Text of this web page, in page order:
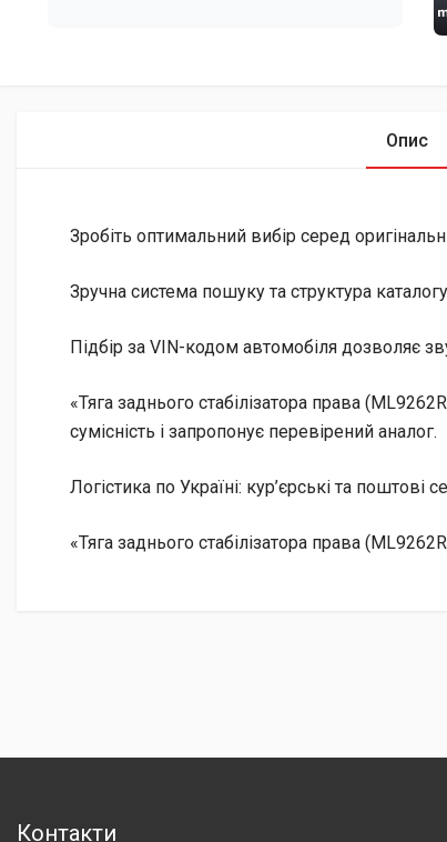
Опис
Зробіть оптимальний вибір серед
Зручна система пошуку та структура
Підбір за VIN-кодом автомобіля дозволяє
«Тяга заднього стабілізатора права
сумісність і запропонує перевірений аналог.
Логістика по Україні: кур’єрські та поштові
«Тяга заднього стабілізатора права
Контакти